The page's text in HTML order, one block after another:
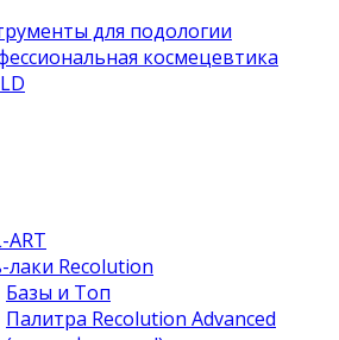
для подологии
космецевтика
ART
лаки Recolution
Базы и Топ
Палитра Recolution Advanced